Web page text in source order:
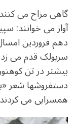
گاهی مزاح می­
آواز می­ خوانند:
سرپولک قدم می­
بیشتر در تن
دستفروش­ها شعر
همسرایی می